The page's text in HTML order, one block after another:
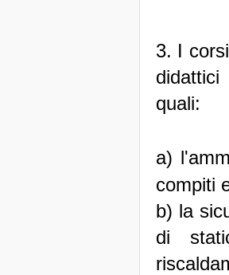
3. I
quali:
a)
compiti
b) la
di